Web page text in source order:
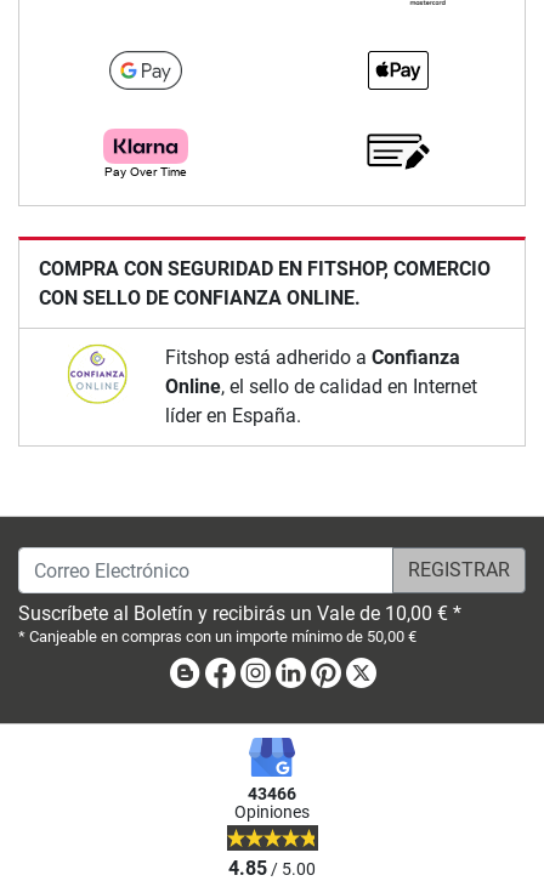
COMPRA CON SEGURIDAD EN FITSHOP, COMERCIO
CON SELLO DE CONFIANZA ONLINE.
Fitshop está adherido a Confianza
Online, el sello de calidad en Internet
líder en España.
Correo Electrónico
Suscríbete al Boletín y recibirás un Vale de 10,00 € *
* Canjeable en compras con un importe mínimo de 50,00 €
BlogFacebook
Instagram
LinkedinPinterest
43466
Opiniones
4.85/ 5.00